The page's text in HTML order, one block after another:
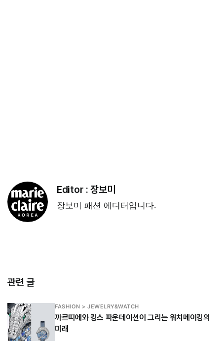
Editor :장보미
장보미 패션 에디터입니다.
관련 글
FASHION > JEWELRY&WATCH
까르띠에와 킹스 파운데이션이 그리는 워치메이킹의
미래